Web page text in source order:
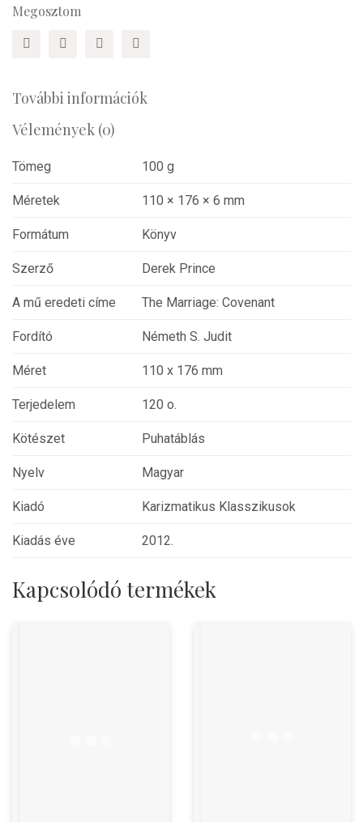
Megosztom
További információk
Vélemények (0)
Tömeg 100 g
Méretek 110 × 176 × 6 mm
Formátum Könyv
Szerző Derek Prince
A mű eredeti címe The Marriage: Covenant
Fordító Németh S. Judit
Méret 110 x 176 mm
Terjedelem 120 o.
Kötészet Puhatáblás
Nyelv Magyar
Kiadó Karizmatikus Klasszikusok
Kiadás éve 2012.
Kapcsolódó termékek